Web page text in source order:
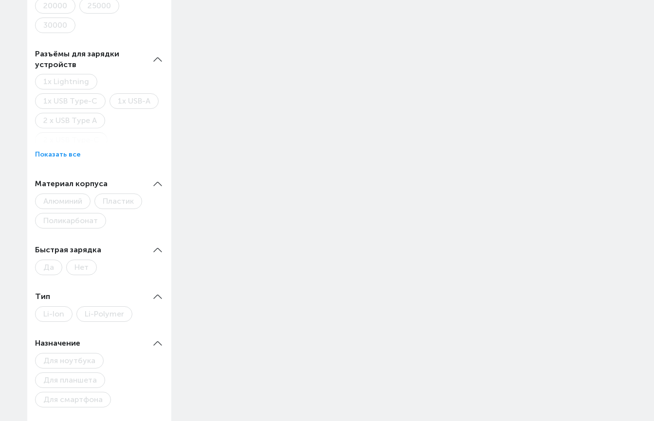
20000 25000
30000
Разъёмы для зарядки
устройств
1x Lightning
1x USB Type-C 1x USB-A
2 x USB Type A
MicroUSB
Показать все
Материал корпуса
Алюминий
Пластик
Поликарбонат
Быстрая зарядка
Да
Нет
Тип
Li-Ion
Li-Polymer
Назначение
Для ноутбука
Для планшета
Для смартфона